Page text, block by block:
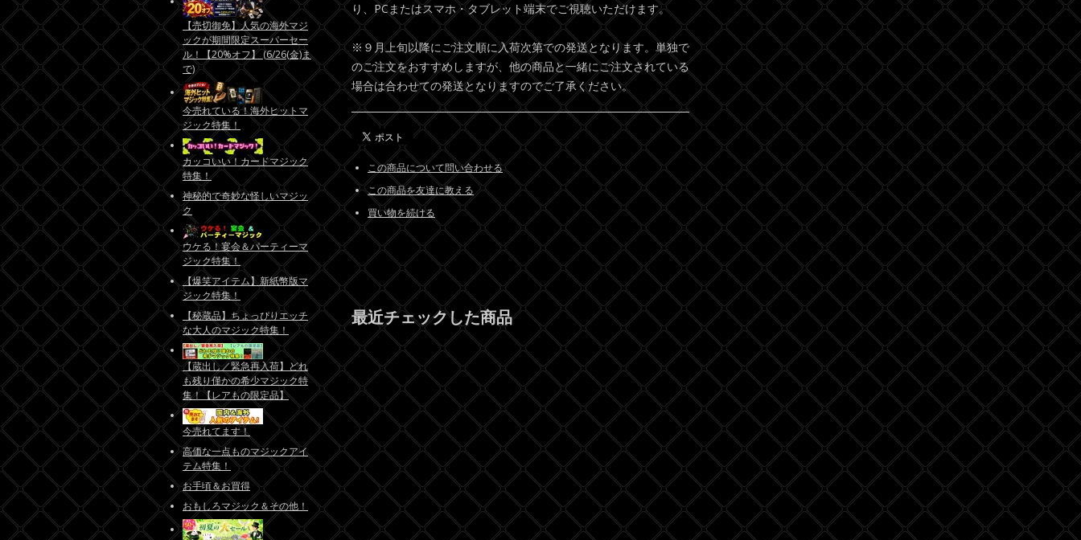
り、PCまたはスマホ・タブレット端末でご視聴いただけます。
※９月上旬以降にご注文順に入荷次第での発送となります。単独で
のご注文をおすすめしますが、他の商品と一緒にご注文されている
場合は合わせての発送となりますのでご了承ください。
この商品について問い合わせる
この商品を友達に教える
買い物を続ける
最近チェックした商品
【売切御免】人気の海外マジ
ックが期間限定スーパーセー
ル！【20%オフ】 (6/26(金)ま
で)
今売れている！海外ヒットマ
ジック特集！
カッコいい！カードマジック
特集！
神秘的で奇妙な怪しいマジッ
ク
ウケる！宴会＆パーティーマ
ジック特集！
【爆笑アイテム】新紙幣版マ
ジック特集！
【秘蔵品】ちょっぴりエッチ
な大人のマジック特集！
【蔵出し／緊急再入荷】どれ
も残り僅かの希少マジック特
集！【レアもの限定品】
今売れてます！
高価な一点ものマジックアイ
テム特集！
お手頃＆お買得
おもしろマジック＆その他！